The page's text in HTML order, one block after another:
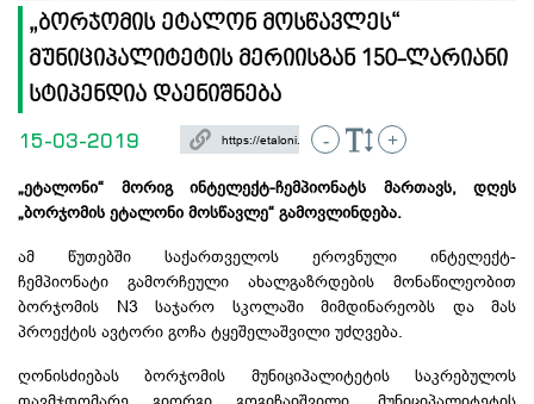
„ბორჯომის ეტალონ მოსწავლეს“
მუნიციპალიტეტის მერიისგან 150-ლარიანი
სტიპენდია დაენიშნება
15-03-2019 - +
„ეტალონი“ მორიგ ინტელექტ-ჩემპიონატს მართავს, დღეს
„ბორჯომის ეტალონი მოსწავლე“ გამოვლინდება.
ამ წუთებში საქართველოს ეროვნული ინტელექტ-
ჩემპიონატი გამორჩეული ახალგაზრდების მონაწილეობით
ბორჯომის N3 საჯარო სკოლაში მიმდინარეობს და მას
პროექტის ავტორი გოჩა ტყეშელაშვილი უძღვება.
ღონისძიებასბორჯომის მუნიციპალიტეტის საკრებულოს